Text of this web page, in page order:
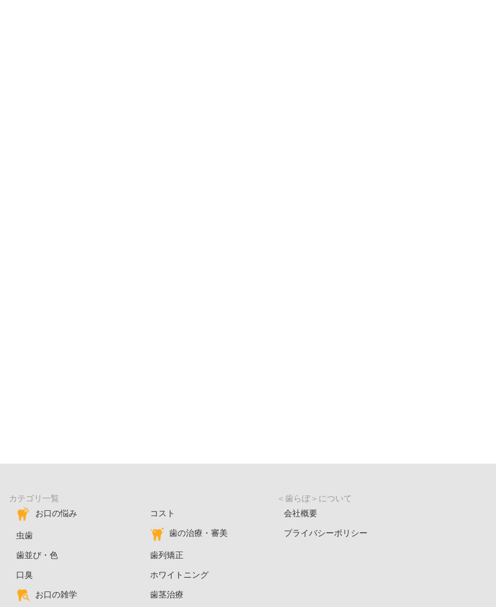
カテゴリ一覧
お口の悩み
虫歯
歯並び・色
口臭
お口の雑学
コスト
歯の治療・審美
歯列矯正
ホワイトニング
歯茎治療
＜歯らぼ＞について
会社概要
プライバシーポリシー